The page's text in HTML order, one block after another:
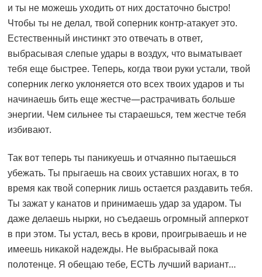
и ты не можешь уходить от них достаточно быстро!
Чтобы ты не делал, твой соперник контр-атакует это.
Естественный инстинкт это отвечать в ответ,
выбрасывая слепые удары в воздух, что выматывает
тебя еще быстрее. Теперь, когда твои руки устали, твой
соперник легко уклоняется ото всех твоих ударов и ты
начинаешь бить еще жестче—растрачивать больше
энергии. Чем сильнее ты стараешься, тем жестче тебя
избивают.
Так вот теперь ты паникуешь и отчаянно пытаешься
убежать. Ты прыгаешь на своих уставших ногах, в то
время как твой соперник лишь остается раздавить тебя.
Ты зажат у канатов и принимаешь удар за ударом. Ты
даже делаешь нырки, но съедаешь огромный апперкот
в при этом. Ты устал, весь в крови, проигрываешь и не
имеешь никакой надежды. Не выбрасывай пока
полотенце. Я обещаю тебе, ЕСТЬ лучший вариант…